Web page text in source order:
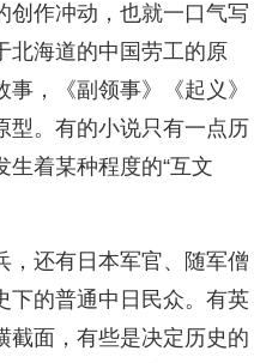
创作冲动，也就一口气写
北海道的中国劳工的原
，《副领事》《起义》
型。有的小说只有一点历
着某种程度的“互文
，还有日本军官、随军僧
下的普通中日民众。有英
截面，有些是决定历史的